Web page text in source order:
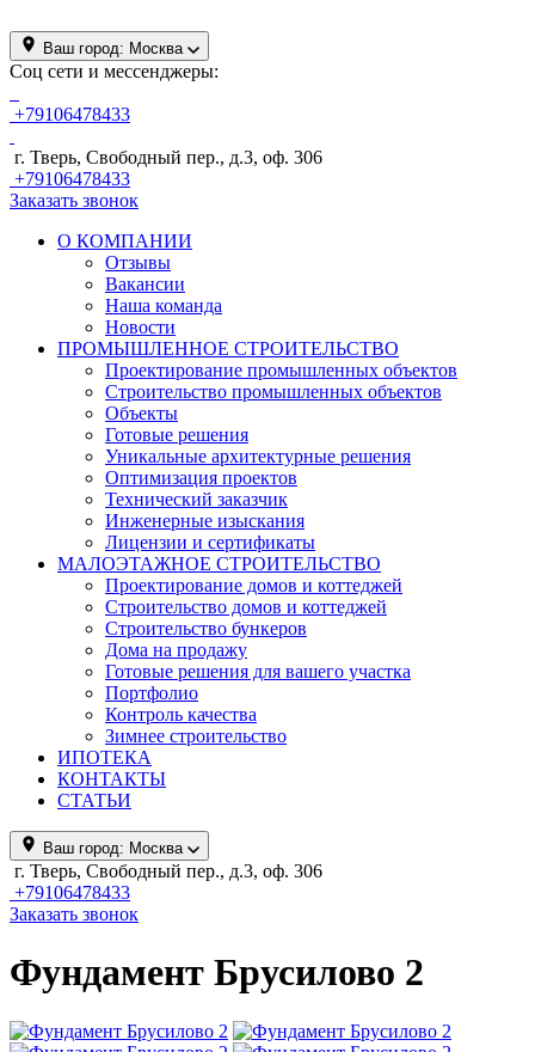
Ваш город: Москва
Соц сети и мессенджеры:
+79106478433
г. Тверь, Свободный пер., д.3, оф. 306
+79106478433
Заказать звонок
О КОМПАНИИ
Отзывы
Вакансии
Наша команда
Новости
ПРОМЫШЛЕННОЕ СТРОИТЕЛЬСТВО
Проектирование промышленных объектов
Строительство промышленных объектов
Объекты
Готовые решения
Уникальные архитектурные решения
Оптимизация проектов
Технический заказчик
Инженерные изыскания
Лицензии и сертификаты
МАЛОЭТАЖНОЕ СТРОИТЕЛЬСТВО
Проектирование домов и коттеджей
Строительство домов и коттеджей
Строительство бункеров
Дома на продажу
Готовые решения для вашего участка
Портфолио
Контроль качества
Зимнее строительство
ИПОТЕКА
КОНТАКТЫ
СТАТЬИ
Ваш город: Москва
г. Тверь, Свободный пер., д.3, оф. 306
+79106478433
Заказать звонок
Фундамент Брусилово 2